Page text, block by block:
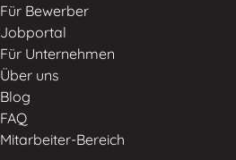
Für Bewerber
Jobportal
Für Unternehmen
Über uns
Blog
FAQ
Mitarbeiter-Bereich